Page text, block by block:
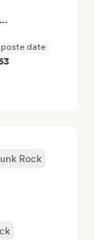
Rock
date